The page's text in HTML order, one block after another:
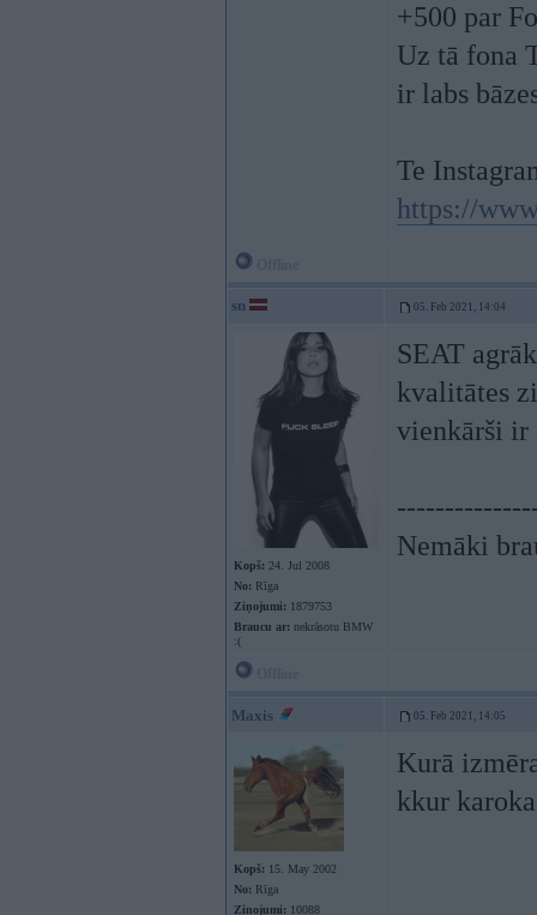
+500 par
Uz tā fona
ir labs
Te
https://
sn 05. Feb 2021, 14:04
Kopš: 24. Jul 2008
No: Rīga
Ziņojumi: 1879753
Braucu ar: nekrāsotu BMW
:(
SEAT
kvalitātes
vienkārši ir
Nemāki
Maxis 05. Feb 2021, 14:05
Kopš: 15. May 2002
No: Rīga
Ziņojumi: 10088
Kurā
kkur